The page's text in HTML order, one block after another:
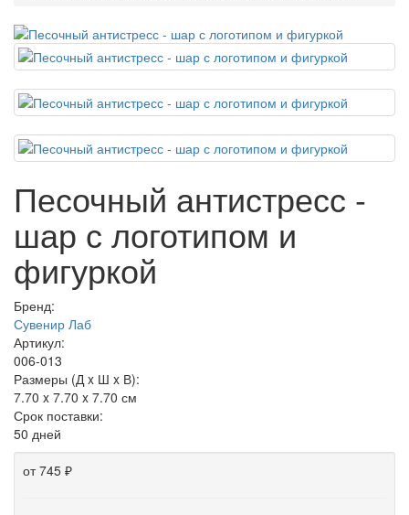
Песочный антистресс -
шар с логотипом и
фигуркой
Бренд:
Сувенир Лаб
Артикул:
006-013
Размеры (Д x Ш x В):
7.70 x 7.70 x 7.70 см
Срок поставки:
50 дней
от 745 ₽